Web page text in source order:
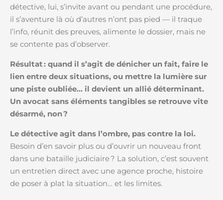
détective, lui, s’invite avant ou pendant une procédure,
il s’aventure là où d’autres n’ont pas pied — il traque
l’info, réunit des preuves, alimente le dossier, mais ne
se contente pas d’observer.
Résultat : quand il s’agit de dénicher un fait, faire le
lien entre deux situations, ou mettre la lumière sur
une piste oubliée… il devient un allié déterminant.
Un avocat sans éléments tangibles se retrouve vite
désarmé, non ?
Le détective agit dans l’ombre, pas contre la loi.
Besoin d’en savoir plus ou d’ouvrir un nouveau front
dans une bataille judiciaire ? La solution, c’est souvent
un entretien direct avec une agence proche, histoire
de poser à plat la situation… et les limites.